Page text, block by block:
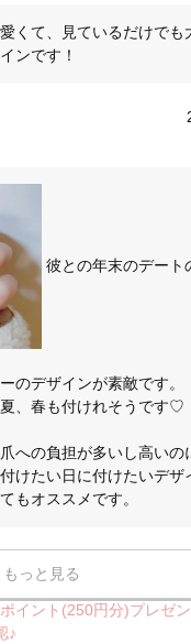
くて、見ているだけでも
ンです！
彼との年末のデート
のデザインが素敵です。
、春も付けれそうです♡
への負担が多いし高いの
けたい日に付けたいデザ
もオススメです。
もっと見る
イント(250円分)プレゼ
♪